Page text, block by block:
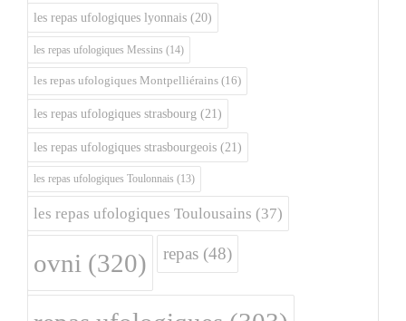
les repas ufologiques lyonnais (20)
les repas ufologiques Messins (14)
les repas ufologiques Montpelliérains (16)
les repas ufologiques strasbourg (21)
les repas ufologiques strasbourgeois (21)
les repas ufologiques Toulonnais (13)
les repas ufologiques Toulousains (37)
ovni (320) repas (48)